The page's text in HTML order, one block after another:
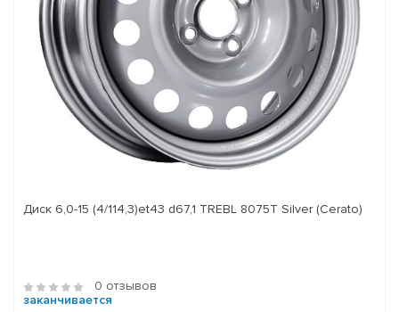
Диск 6,0-15 (4/114,3)et43 d67,1 TREBL 8075T Silver (Cerato)
0 отзывов
заканчивается